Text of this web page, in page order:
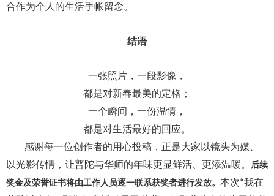
合作为个人的生活手帐留念。
结语
一张照片，一段影像，
都是对新春最美的定格；
一个瞬间，一份温情，
都是对生活最好的回应。
感谢每一位创作者的用心投稿，正是大家以镜头为媒、
以光影传情，让普陀与华师的年味更显鲜活、更添温暖。
后续
奖金及荣誉证书将由工作人员逐一联系获奖者进行发放。 本次“我在